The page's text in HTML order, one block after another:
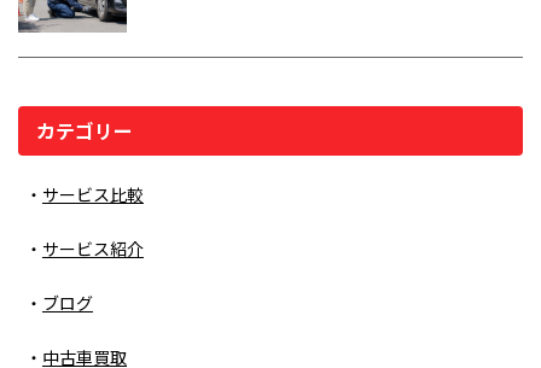
カテゴリー
サービス比較
サービス紹介
ブログ
中古車買取